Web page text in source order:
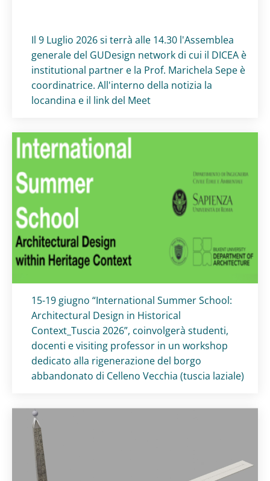
Titolo card:
Il 9 Luglio 2026 si terrà alle 14.30 l'Assemblea
generale del GUDesign network di cui il DICEA è
institutional partner e la Prof. Marichela Sepe è
coordinatrice. All'interno della notizia la
locandina e il link del Meet
Titolo card:
15-19 giugno “International Summer School:
Architectural Design in Historical
Context_Tuscia 2026”, coinvolgerà studenti,
docenti e visiting professor in un workshop
dedicato alla rigenerazione del borgo
abbandonato di Celleno Vecchia (tuscia laziale)